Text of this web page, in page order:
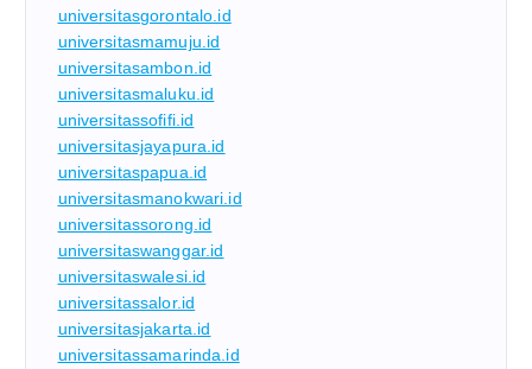
universitasgorontalo.id
universitasmamuju.id
universitasambon.id
universitasmaluku.id
universitassofifi.id
universitasjayapura.id
universitaspapua.id
universitasmanokwari.id
universitassorong.id
universitaswanggar.id
universitaswalesi.id
universitassalor.id
universitasjakarta.id
universitassamarinda.id